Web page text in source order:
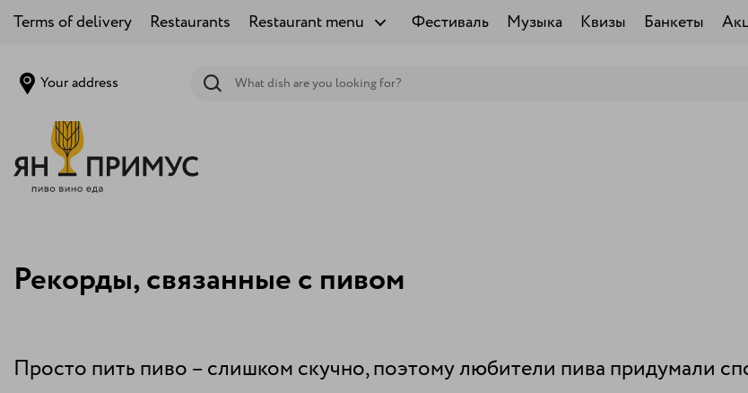
Terms of delivery Restaurants Restaurant menu Фестиваль Музыка Квизы Банкеты
Your address
Рекорды, связанные с пивом
Просто пить пиво – слишком скучно, поэтому любители пива придумали